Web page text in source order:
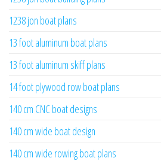
1238 jon boat plans
13 foot aluminum boat plans
13 foot aluminum skiff plans
14 foot plywood row boat plans
140 cm CNC boat designs
140 cm wide boat design
140 cm wide rowing boat plans